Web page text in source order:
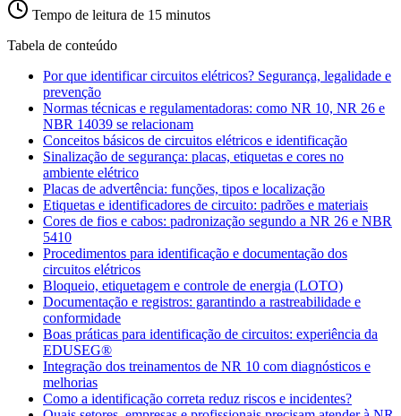
Tempo de leitura de 15 minutos
Tabela de conteúdo
Por que identificar circuitos elétricos? Segurança, legalidade e
prevenção
Normas técnicas e regulamentadoras: como NR 10, NR 26 e
NBR 14039 se relacionam
Conceitos básicos de circuitos elétricos e identificação
Sinalização de segurança: placas, etiquetas e cores no
ambiente elétrico
Placas de advertência: funções, tipos e localização
Etiquetas e identificadores de circuito: padrões e materiais
Cores de fios e cabos: padronização segundo a NR 26 e NBR
5410
Procedimentos para identificação e documentação dos
circuitos elétricos
Bloqueio, etiquetagem e controle de energia (LOTO)
Documentação e registros: garantindo a rastreabilidade e
conformidade
Boas práticas para identificação de circuitos: experiência da
EDUSEG®
Integração dos treinamentos de NR 10 com diagnósticos e
melhorias
Como a identificação correta reduz riscos e incidentes?